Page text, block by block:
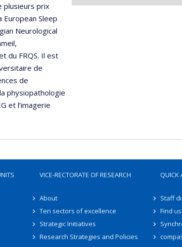
plusieurs prix
European Sleep
Neurological
du FRQS. Il est
de
de
physiopathologie
et l’imagerie
VICE-RECTORATE OF RESEARCH
About
Ten sectors of excellence
Strategic Initiatives
Research Strategies and Policies
QUICK
Staff
Find